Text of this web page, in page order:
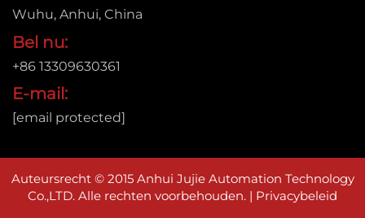
Wuhu, Anhui, China
Bel nu:
+86 13309630361
E-mail:
[email protected]
Auteursrecht © 2015 Anhui Jujie Automation Technology
Co.,LTD. Alle rechten voorbehouden. | Privacybeleid